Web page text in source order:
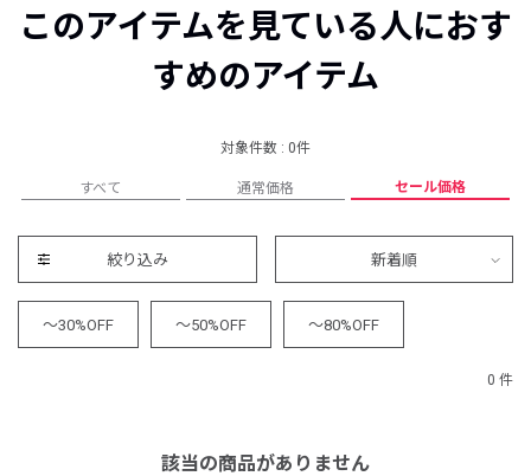
このアイテムを見ている人におす
すめのアイテム
対象件数 : 0件
すべて 通常価格 セール価格
絞り込み 新着順
～30%OFF ～50%OFF ～80%OFF
0 件
該当の商品がありません